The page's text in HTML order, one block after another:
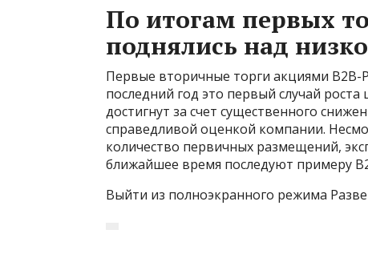
По итогам первых
поднялись над
Первые вторичные торги акциями В2В-
последний год это первый случай
достигнут за счет существенного
справедливой оценкой компании.
количество первичных размещений,
ближайшее время последуют примеру
Выйти из полноэкранного режима